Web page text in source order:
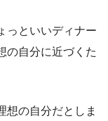
っといいディナー
の自分に近づくた
想の自分だとしま